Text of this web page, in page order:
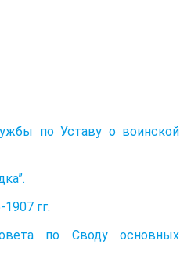
по Уставу о воинской
гг.
по Своду основных